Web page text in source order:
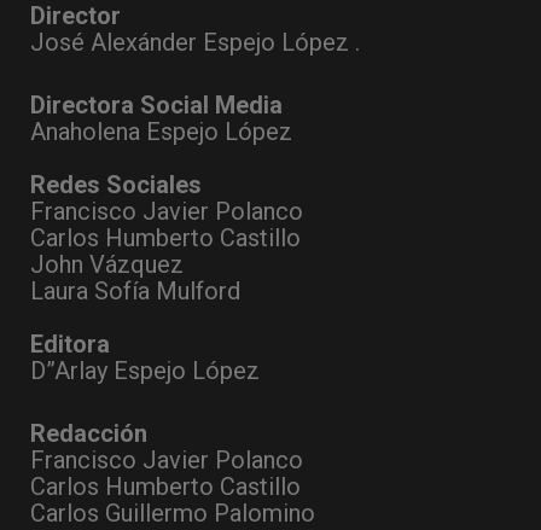
Director
José Alexánder Espejo López .
Directora Social Media
Anaholena Espejo López
Redes Sociales
Francisco Javier Polanco
Carlos Humberto Castillo
John Vázquez
Laura Sofía Mulford
Editora
D”Arlay Espejo López
Redacción
Francisco Javier Polanco
Carlos Humberto Castillo
Carlos Guillermo Palomino